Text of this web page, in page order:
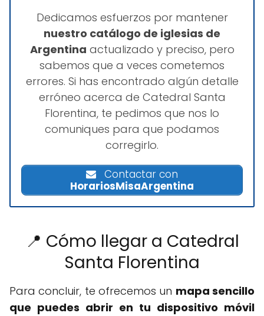
Dedicamos esfuerzos por mantener
nuestro catálogo de iglesias de
Argentina actualizado y preciso, pero
sabemos que a veces cometemos
errores. Si has encontrado algún detalle
erróneo acerca de Catedral Santa
Florentina, te pedimos que nos lo
comuniques para que podamos
corregirlo.
Contactar con
HorariosMisaArgentina
📍 Cómo llegar a Catedral
Santa Florentina
Para concluir, te ofrecemos un mapa sencillo
que puedes abrir en tu dispositivo móvil